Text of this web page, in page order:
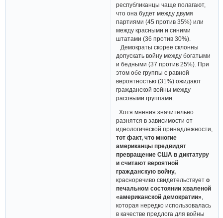
республиканцы чаще полагают,
что она будет между двумя
партиями (45 против 35%) или
между красными и синими
штатами (36 против 30%).
Демократы скорее склонны
допускать войну между богатыми
и бедными (37 против 25%). При
этом обе группы с равной
вероятностью (31%) ожидают
гражданской войны между
расовыми группами.
Хотя мнения значительно
разнятся в зависимости от
идеологической принадлежности,
тот факт, что многие
американцы предвидят
превращение США в диктатуру
и считают вероятной
гражданскую войну,
красноречиво свидетельствует о
печальном состоянии хваленой
«американской демократии»
которая нередко использовалась
в качестве предлога для войны